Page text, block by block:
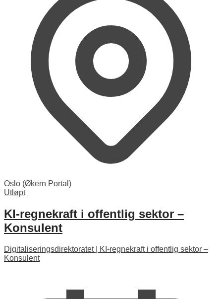
Oslo (Økern Portal)
Utløpt
KI-regnekraft i offentlig sektor –
Konsulent
Digitaliseringsdirektoratet|
KI-regnekraft i offentlig sektor –
Konsulent